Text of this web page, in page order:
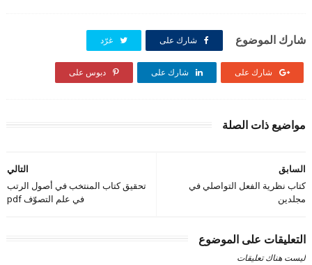
شارك الموضوع شارك على غرّد
شارك على شارك على دبوس على
مواضيع ذات الصلة
التالي
تحقيق كتاب المنتخب في أصول الرتب
في علم التصوّف pdf
السابق
كتاب نظرية الفعل التواصلي في
مجلدين
التعليقات على الموضوع
ليست هناك تعليقات